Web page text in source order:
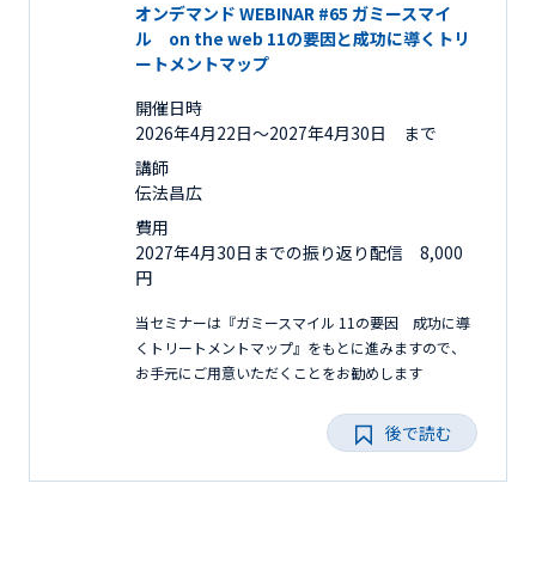
オンデマンド WEBINAR #65 ガミースマイ
ル on the web 11の要因と成功に導くトリ
ートメントマップ
開催日時
2026年4月22日〜2027年4月30日 まで
講師
伝法昌広
費用
2027年4月30日までの振り返り配信 8,000
円
当セミナーは『ガミースマイル 11の要因 成功に導
くトリートメントマップ』をもとに進みますので、
お手元にご用意いただくことをお勧めします
後で読む